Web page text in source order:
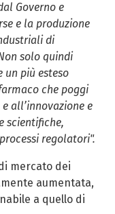
Governo e
e la produzione
di
solo quindi
un più esteso
che poggi
all’innovazione e
scientifiche,
regolatori".
mercato dei
aumentata,
a quello di